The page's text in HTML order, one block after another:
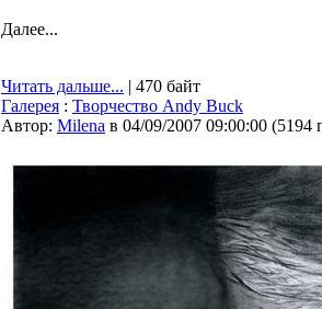
Далее...
Читать дальше... | 470 байт
Галерея : Творчество Andy Buck
Автор: Milena в 04/09/2007 09:00:00 (5194